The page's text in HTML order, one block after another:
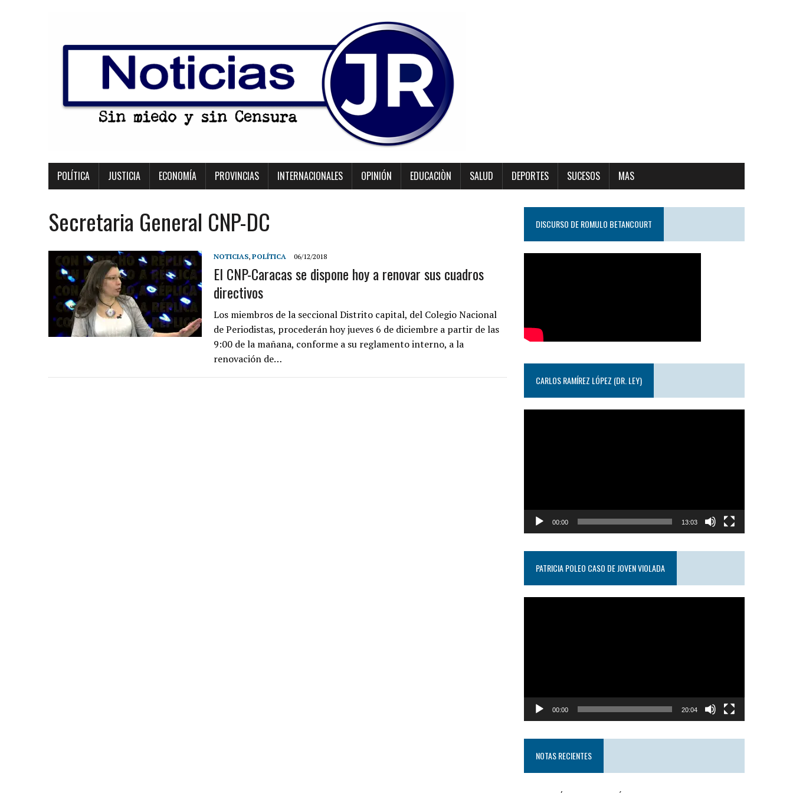
POLÍTICA JUSTICIA ECONOMÍA PROVINCIAS INTERNACIONALES OPINIÓN EDUCACIÒN SALUD DEPORTES SUCESOS MAS
Secretaria General CNP-DC
NOTICIAS, POLÍTICA 06/12/2018
El CNP-Caracas se dispone hoy a renovar sus cuadros
directivos
Los miembros de la seccional Distrito capital, del Colegio Nacional
de Periodistas, procederán hoy jueves 6 de diciembre a partir de las
9:00 de la mañana, conforme a su reglamento interno, a la
renovación de…
DISCURSO DE ROMULO BETANCOURT
CARLOS RAMÍREZ LÓPEZ (DR. LEY)
00:00 13:03
PATRICIA POLEO CASO DE JOVEN VIOLADA
00:00 20:04
NOTAS RECIENTES